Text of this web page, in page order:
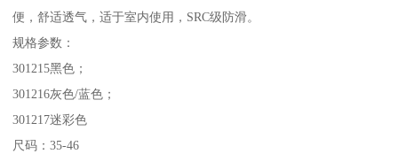
便，舒适透气，适于室内使用，SRC级防滑。
规格参数：
301215黑色；
301216灰色/蓝色；
301217迷彩色
尺码：35-46